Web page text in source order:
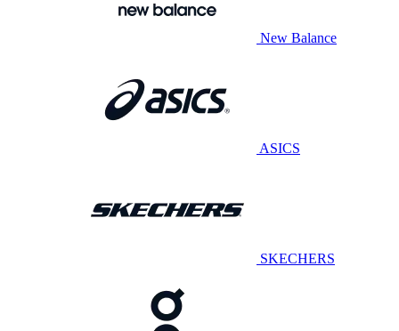
New Balance
ASICS
SKECHERS